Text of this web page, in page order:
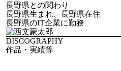
長野県との関わり
長野県生まれ、長野県在住
長野県のIT企業に勤務
DISCOGRAPHY
作品・実績等